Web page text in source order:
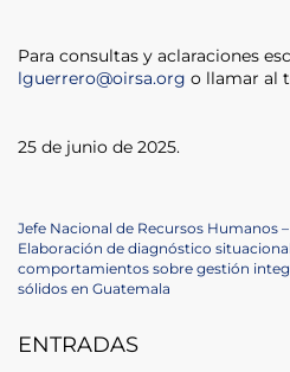
Para consultas y aclaraciones
lguerrero@oirsa.org o llamar al
25 de junio de 2025.
Navegación
de
Previous
Post
Jefe Nacional de Recursos Humanos
Next
Post
Elaboración de diagnóstico
comportamientos sobre gestión
sólidos en Guatemala
ENTRADAS